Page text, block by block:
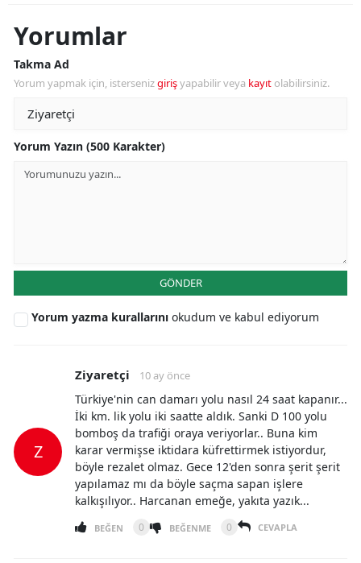
Yorumlar
Takma Ad
Yorum yapmak için, istersenizgirişyapabilir veya kayıt olabilirsiniz.
Yorum Yazın (500 Karakter)
GÖNDER
Yorum yazma kurallarını okudum ve kabul ediyorum
Z
Ziyaretçi 10 ay önce
Türkiye'nin can damarı yolu nasıl 24 saat kapanır...
İki km. lik yolu iki saatte aldık. Sanki D 100 yolu
bomboş da trafiği oraya veriyorlar.. Buna kim
karar vermişse iktidara küfrettirmek istiyordur,
böyle rezalet olmaz. Gece 12'den sonra şerit şerit
yapılamaz mı da böyle saçma sapan işlere
kalkışılıyor.. Harcanan emeğe, yakıta yazık...
BEĞEN 0 BEĞENME 0 CEVAPLA